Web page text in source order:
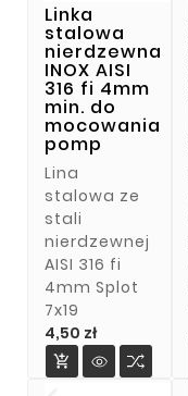
Linka
stalowa
nierdzewna
INOX AISI
316 fi 4mm
min. do
mocowania
pomp
Lina
stalowa ze
stali
nierdzewnej
AISI 316 fi
4mm Splot
7x19
4,50 złCena
